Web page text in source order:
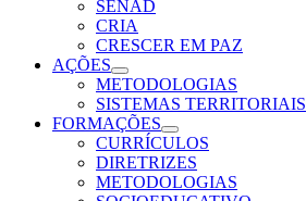
SENAD
CRIA
CRESCER EM PAZ
AÇÕES
METODOLOGIAS
SISTEMAS TERRITORIAIS
FORMAÇÕES
CURRÍCULOS
DIRETRIZES
METODOLOGIAS